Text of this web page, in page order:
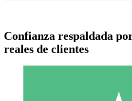
Confianza respaldada
reales de clientes